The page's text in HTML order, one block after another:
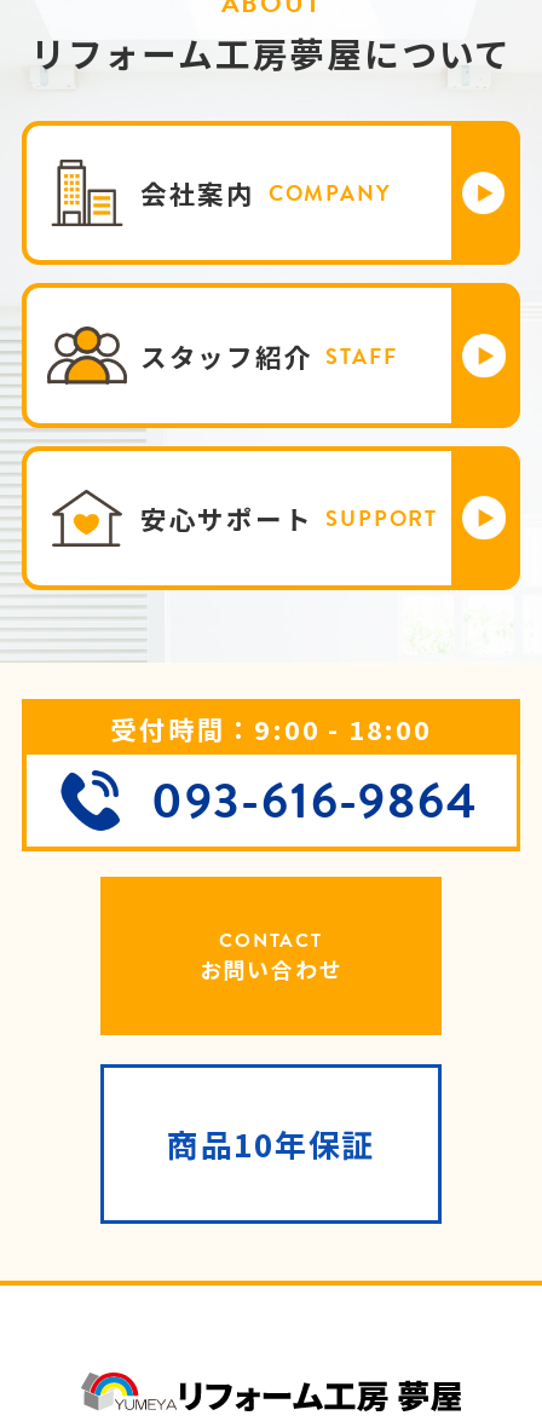
リフォーム工房夢屋について
会社案内 COMPANY
スタッフ紹介 STAFF
安心サポート SUPPORT
受付時間：9:00 - 18:00
093-616-9864
CONTACT
お問い合わせ
商品10年保証